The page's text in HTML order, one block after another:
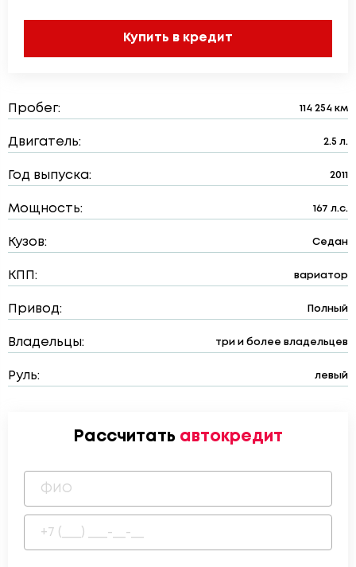
Купить в кредит
Пробег: 114 254 км
Двигатель: 2.5 л.
Год выпуска: 2011
Мощность: 167 л.с.
Кузов: Седан
КПП: вариатор
Привод: Полный
Владельцы: три и более владельцев
Руль: левый
Рассчитать автокредит